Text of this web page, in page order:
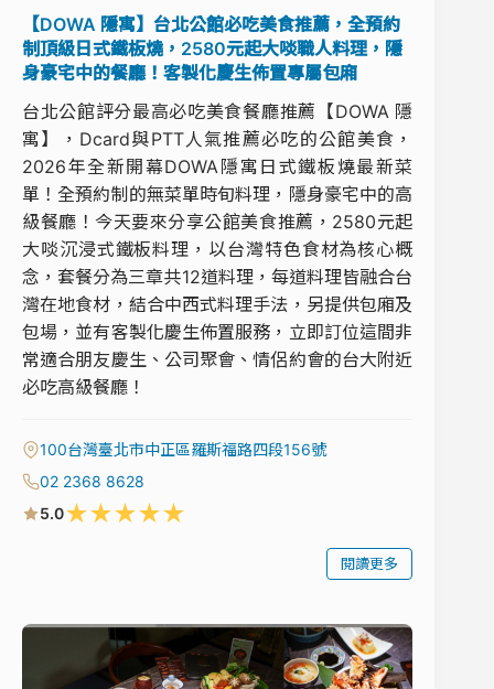
【DOWA 隱寓】台北公館必吃美食推薦，全預約
制頂級日式鐵板燒，2580元起大啖職人料理，隱
身豪宅中的餐廳！客製化慶生佈置專屬包廂
台北公館評分最高必吃美食餐廳推薦【DOWA 隱
寓】，Dcard與PTT人氣推薦必吃的公館美食，
2026年全新開幕DOWA隱寓日式鐵板燒最新菜
單！全預約制的無菜單時旬料理，隱身豪宅中的高
級餐廳！今天要來分享公館美食推薦，2580元起
大啖沉浸式鐵板料理，以台灣特色食材為核心概
念，套餐分為三章共12道料理，每道料理皆融合台
灣在地食材，結合中西式料理手法，另提供包廂及
包場，並有客製化慶生佈置服務，立即訂位這間非
常適合朋友慶生、公司聚會、情侶約會的台大附近
必吃高級餐廳！
100台灣臺北市中正區羅斯福路四段156號
02 2368 8628
5.0★★★★★
閱讀更多